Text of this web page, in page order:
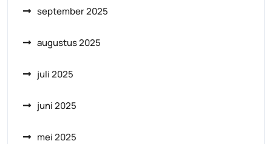
september 2025
augustus 2025
juli 2025
juni 2025
mei 2025